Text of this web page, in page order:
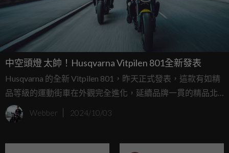
中空頭燈 太帥！Husqvarna Vitpilen 801全新發表
Husqvarna 的全新 Vitpilen 801，昨天正式發表，這款有如精
品等級的運動街車在外觀完全進化，延續品牌一貫的精品北
歐風格，相信可以吸引不少道路上的目光。
Webber 2024/10/03